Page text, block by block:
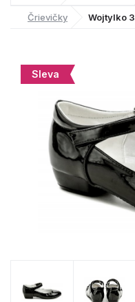
Črievičky Wojtylko
Sleva